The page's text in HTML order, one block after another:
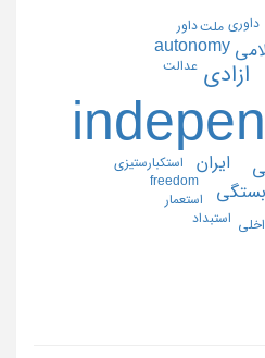
ازادي
ايران
autonomy
داوري
freedom
استعمار
عدالت
ملت
استبداد
استكبارستيزي
داور